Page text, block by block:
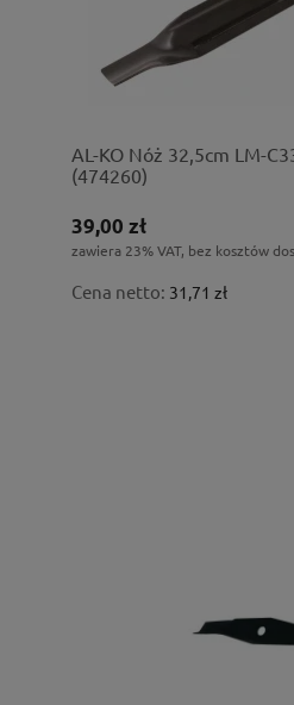
AL-KO Nóż 32,5cm LM-
(474260)
39,00 zł
zawiera 23% VAT, bez kosztów
Cena netto: 31,71 zł